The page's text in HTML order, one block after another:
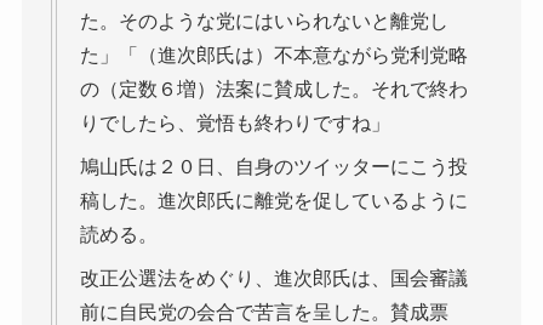
た。そのような党にはいられないと離党し
た」「（進次郎氏は）不本意ながら党利党略
の（定数６増）法案に賛成した。それで終わ
りでしたら、覚悟も終わりですね」
鳩山氏は２０日、自身のツイッターにこう投
稿した。進次郎氏に離党を促しているように
読める。
改正公選法をめぐり、進次郎氏は、国会審議
前に自民党の会合で苦言を呈した。賛成票